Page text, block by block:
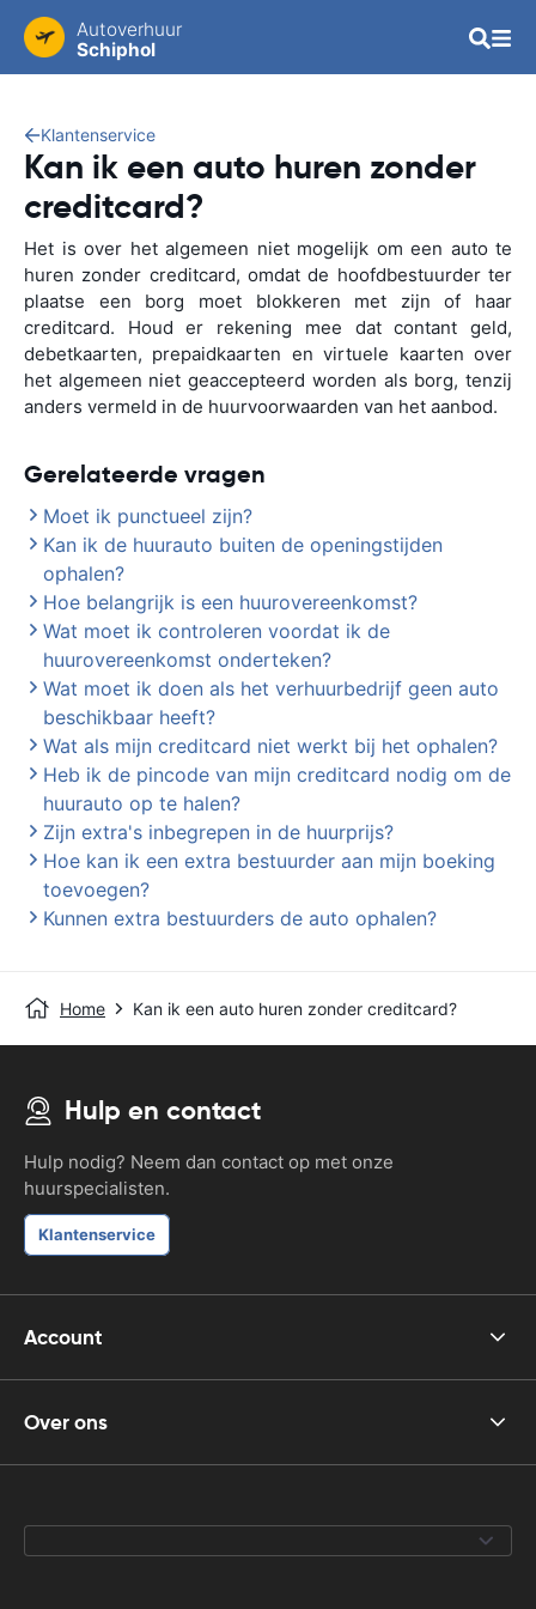
Autoverhuur
Schiphol
Klantenservice
Kan ik een auto huren zonder
creditcard?
Het is over het algemeen niet mogelijk om een auto te
huren zonder creditcard, omdat de hoofdbestuurder ter
plaatse een borg moet blokkeren met zijn of haar
creditcard. Houd er rekening mee dat contant geld,
debetkaarten, prepaidkaarten en virtuele kaarten over
het algemeen niet geaccepteerd worden als borg, tenzij
anders vermeld in de huurvoorwaarden van het aanbod.
Gerelateerde vragen
Moet ik punctueel zijn?
Kan ik de huurauto buiten de openingstijden
ophalen?
Hoe belangrijk is een huurovereenkomst?
Wat moet ik controleren voordat ik de
huurovereenkomst onderteken?
Wat moet ik doen als het verhuurbedrijf geen auto
beschikbaar heeft?
Wat als mijn creditcard niet werkt bij het ophalen?
Heb ik de pincode van mijn creditcard nodig om de
huurauto op te halen?
Zijn extra's inbegrepen in de huurprijs?
Hoe kan ik een extra bestuurder aan mijn boeking
toevoegen?
Kunnen extra bestuurders de auto ophalen?
Home Kan ik een auto huren zonder creditcard?
Hulp en contact
Hulp nodig? Neem dan contact op met onze
huurspecialisten.
Klantenservice
Account
Over ons